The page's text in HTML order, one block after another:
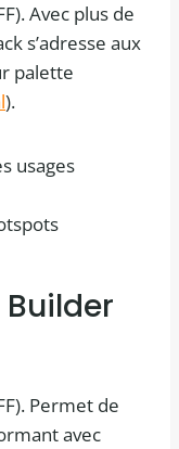
Avec plus de
s’adresse aux
palette
).
usages
Builder
Permet de
avec